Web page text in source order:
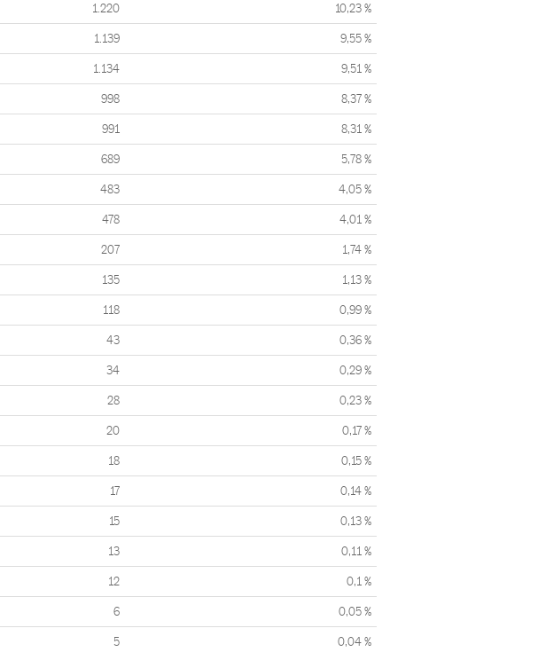
1.220 10,23 %
1.139 9,55 %
1.134 9,51 %
998 8,37 %
991 8,31 %
689 5,78 %
483 4,05 %
478 4,01 %
207 1,74 %
135 1,13 %
118 0,99 %
43 0,36 %
34 0,29 %
28 0,23 %
20 0,17 %
18 0,15 %
17 0,14 %
15 0,13 %
13 0,11 %
12 0,1 %
6 0,05 %
5 0,04 %